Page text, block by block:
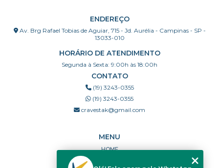
ENDEREÇO
Av. Brg Rafael Tobias de Aguiar, 715 - Jd. Aurélia - Campinas - SP -
13033-010
HORÁRIO DE ATENDIMENTO
Segunda à Sexta: 9:00h às 18:00h
CONTATO
(19) 3243-0355
(19) 3243-0355
cravestak@gmail.com
MENU
HOME